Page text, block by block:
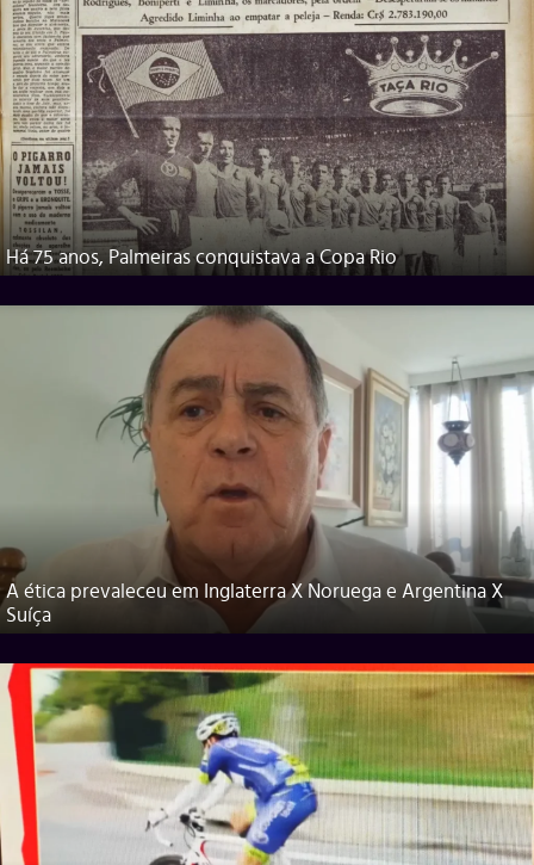
Há 75 anos, Palmeiras conquistava a Copa Rio
A ética prevaleceu em Inglaterra X Noruega e Argentina X
Suíça